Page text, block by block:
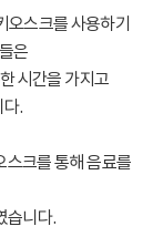
오스크를 사용하기
은
시간을 가지고
다.
스크를 통해음료를
습니다.